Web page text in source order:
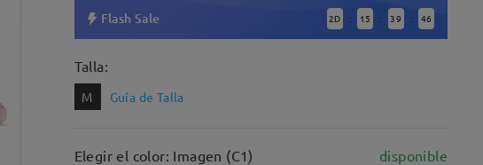
Flash Sale 2D : 15 : 39 : 45
Talla:
M Guía de Talla
Elegir el color: Imagen (C1) disponible